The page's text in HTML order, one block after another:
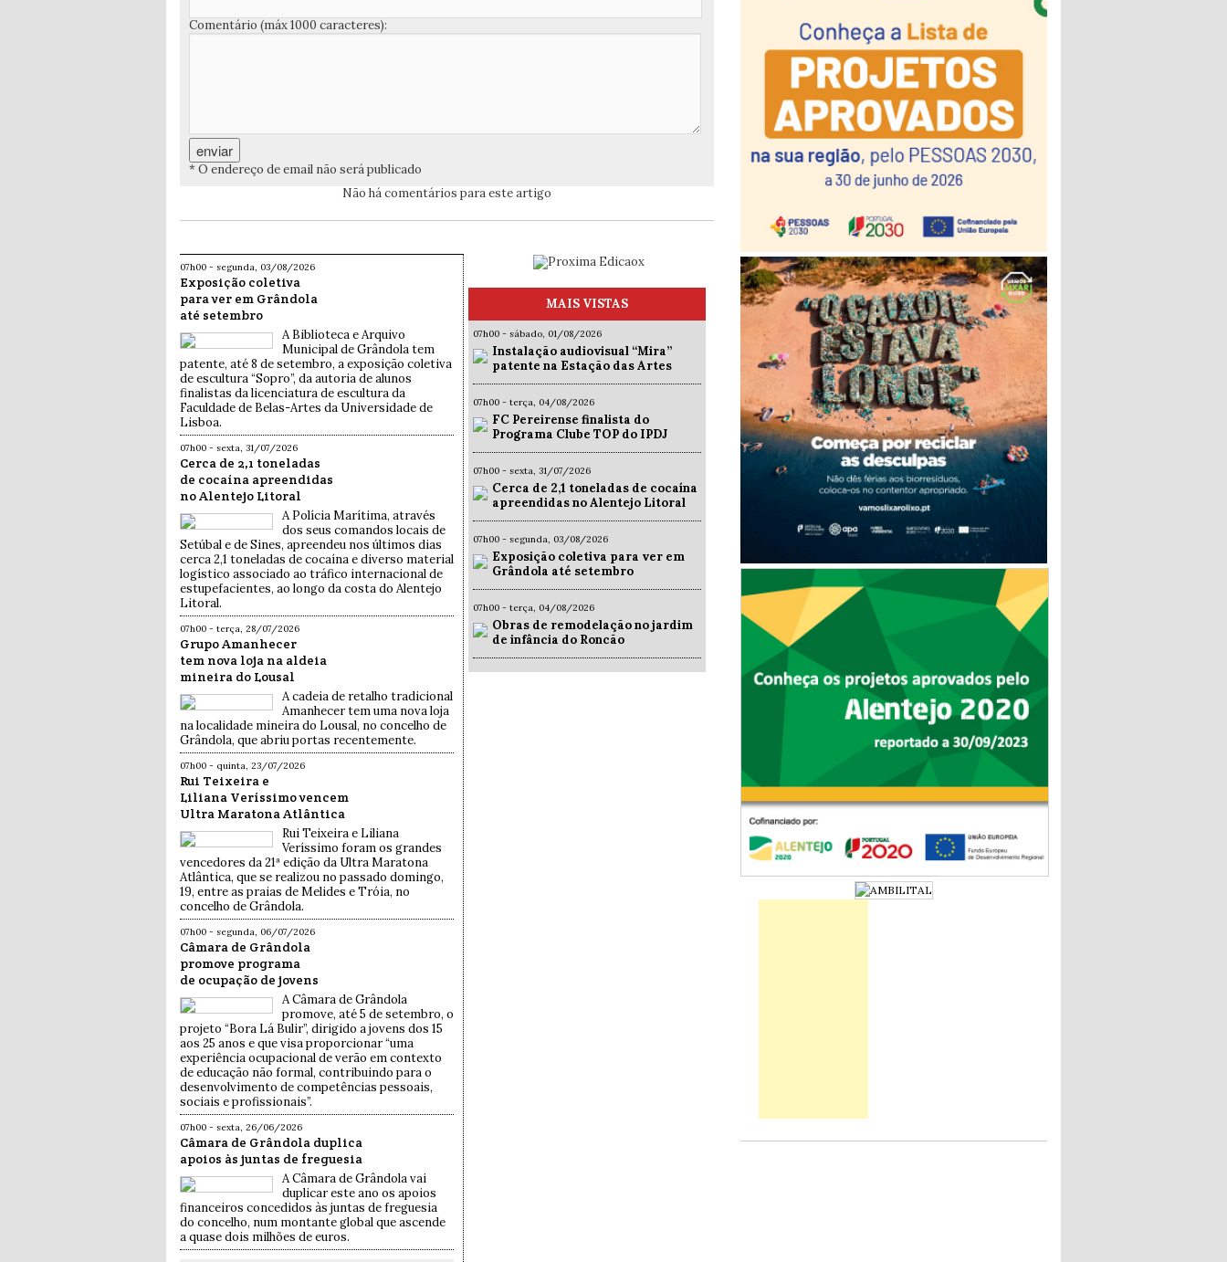
Comentário (máx 1000 caracteres):
* O endereço de email não será publicado
Não há comentários para este artigo
07h00 - segunda, 03/08/2026
Exposição coletiva
para ver em Grândola
até setembro
A Biblioteca e Arquivo
Municipal de Grândola tem
patente, até 8 de setembro, a exposição coletiva
de escultura “Sopro”, da autoria de alunos
finalistas da licenciatura de escultura da
Faculdade de Belas-Artes da Universidade de
Lisboa.
07h00 - sexta, 31/07/2026
Cerca de 2,1 toneladas
de cocaína apreendidas
no Alentejo Litoral
A Polícia Marítima, através
dos seus comandos locais de
Setúbal e de Sines, apreendeu nos últimos dias
cerca 2,1 toneladas de cocaína e diverso material
logístico associado ao tráfico internacional de
estupefacientes, ao longo da costa do Alentejo
Litoral.
07h00 - terça, 28/07/2026
Grupo Amanhecer
tem nova loja na aldeia
mineira do Lousal
A cadeia de retalho tradicional
Amanhecer tem uma nova loja
na localidade mineira do Lousal, no concelho de
Grândola, que abriu portas recentemente.
07h00 - quinta, 23/07/2026
Rui Teixeira e
Liliana Veríssimo vencem
Ultra Maratona Atlântica
Rui Teixeira e Liliana
Veríssimo foram os grandes
vencedores da 21ª edição da Ultra Maratona
Atlântica, que se realizou no passado domingo,
19, entre as praias de Melides e Tróia, no
concelho de Grândola.
07h00 - segunda, 06/07/2026
Câmara de Grândola
promove programa
de ocupação de jovens
A Câmara de Grândola
promove, até 5 de setembro, o
projeto “Bora Lá Bulir”, dirigido a jovens dos 15
aos 25 anos e que visa proporcionar “uma
experiência ocupacional de verão em contexto
de educação não formal, contribuindo para o
desenvolvimento de competências pessoais,
sociais e profissionais”.
07h00 - sexta, 26/06/2026
Câmara de Grândola duplica
apoios às juntas de freguesia
A Câmara de Grândola vai
duplicar este ano os apoios
financeiros concedidos às juntas de freguesia
do concelho, num montante global que ascende
a quase dois milhões de euros.
MAIS VISTAS
07h00 - sábado, 01/08/2026
Instalação audiovisual “Mira”
patente na Estação das Artes
07h00 - terça, 04/08/2026
FC Pereirense finalista do
Programa Clube TOP do IPDJ
07h00 - sexta, 31/07/2026
Cerca de 2,1 toneladas de cocaína
apreendidas no Alentejo Litoral
07h00 - segunda, 03/08/2026
Exposição coletiva para ver em
Grândola até setembro
07h00 - terça, 04/08/2026
Obras de remodelação no jardim
de infância do Roncão